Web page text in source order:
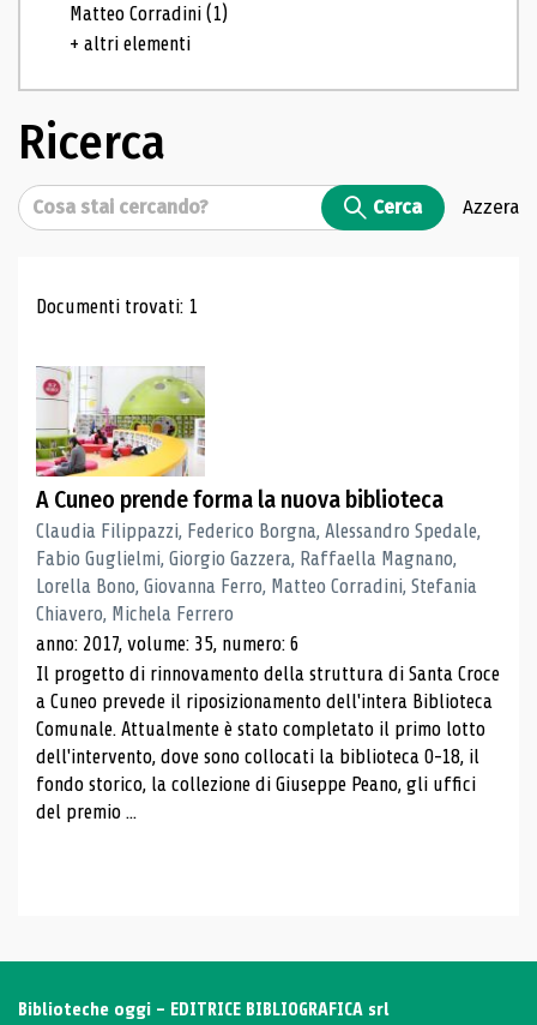
Matteo Corradini(1)
+ altri elementi
Ricerca
Cerca Cerca Azzera
Risultati di ricerca
Documenti trovati: 1
A Cuneo prende forma la nuova biblioteca
Claudia Filippazzi, Federico Borgna, Alessandro Spedale,
Fabio Guglielmi, Giorgio Gazzera, Raffaella Magnano,
Lorella Bono, Giovanna Ferro, Matteo Corradini, Stefania
Chiavero, Michela Ferrero
anno: 2017, volume: 35, numero: 6
Il progetto di rinnovamento della struttura di Santa Croce
a Cuneo prevede il riposizionamento dell'intera Biblioteca
Comunale. Attualmente è stato completato il primo lotto
dell'intervento, dove sono collocati la biblioteca 0-18, il
fondo storico, la collezione di Giuseppe Peano, gli uffici
del premio ...
Biblioteche oggi - EDITRICE BIBLIOGRAFICA srl